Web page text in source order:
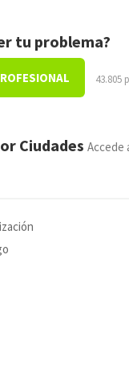
tu problema?
43.805
Ciudades Accede